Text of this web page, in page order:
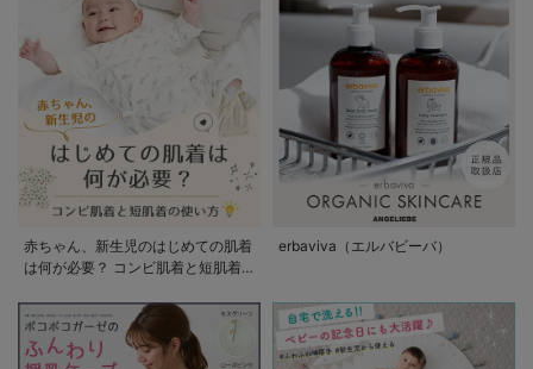
赤ちゃん、新生児のはじめての肌着
は何が必要？ コンビ肌着と短肌着
erbaviva（エルバビーバ）